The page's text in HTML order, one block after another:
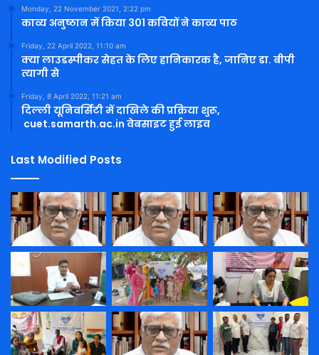
Monday, 22 November 2021, 2:22 pm
काव्य अनुष्ठान में किया 301 कवियों ने काव्य पाठ
Friday, 22 April 2022, 11:10 am
क्या लाउडस्पीकर सेहत के लिए हानिकारक है, जानिए डा. बीपी
त्यागी से
Friday, 8 April 2022, 11:21 am
दिल्ली यूनिवर्सिटी में दाखिले की प्रक्रिया शुरू,
cuet.samarth.ac.in वेबसाइट हुई लाइव
Last Modified Posts